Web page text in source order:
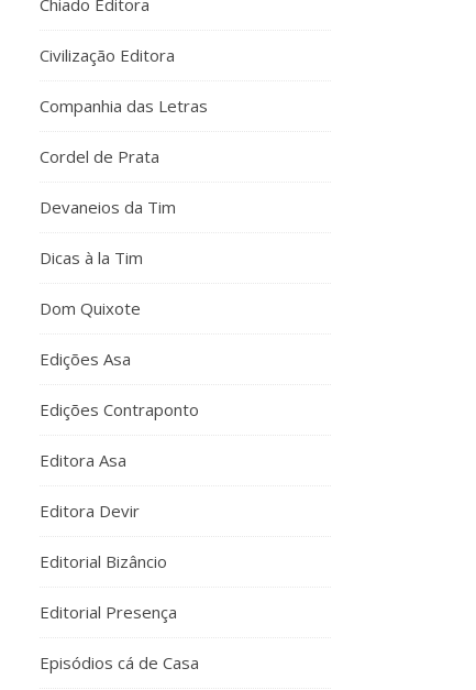
Chiado Editora
Civilização Editora
Companhia das Letras
Cordel de Prata
Devaneios da Tim
Dicas à la Tim
Dom Quixote
Edições Asa
Edições Contraponto
Editora Asa
Editora Devir
Editorial Bizâncio
Editorial Presença
Episódios cá de Casa